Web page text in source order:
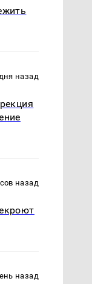
назад
назад
назад